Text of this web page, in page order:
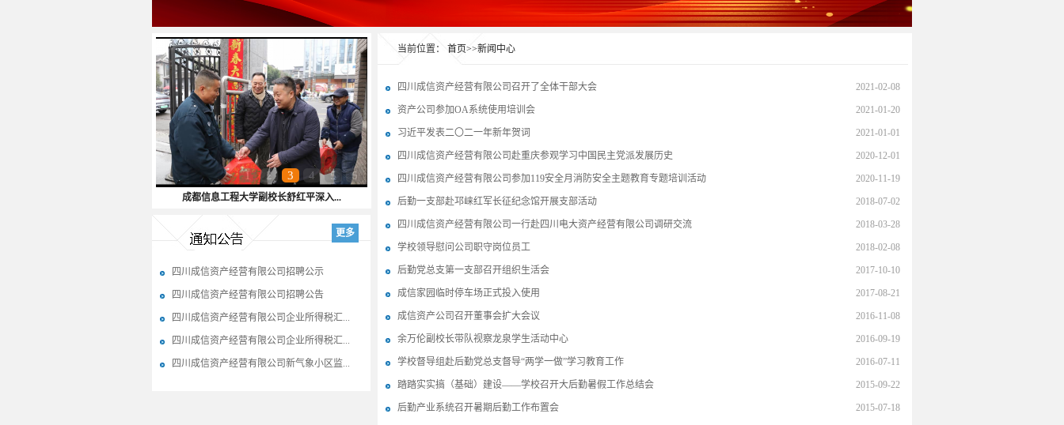
1 2 3 4 5 6
成都信息工程大学副校长舒红平深入...
更多
四川成信资产经营有限公司招聘公示
四川成信资产经营有限公司招聘公告
四川成信资产经营有限公司企业所得税汇...
四川成信资产经营有限公司企业所得税汇...
四川成信资产经营有限公司新气象小区监...
当前位置： 首页>>新闻中心
2021-02-08
四川成信资产经营有限公司召开了全体干部大会
2021-01-20
资产公司参加OA系统使用培训会
2021-01-01
习近平发表二〇二一年新年贺词
2020-12-01
四川成信资产经营有限公司赴重庆参观学习中国民主党派发展历史
2020-11-19
四川成信资产经营有限公司参加119安全月消防安全主题教育专题培训活动
2018-07-02
后勤一支部赴邛崃红军长征纪念馆开展支部活动
2018-03-28
四川成信资产经营有限公司一行赴四川电大资产经营有限公司调研交流
2018-02-08
学校领导慰问公司职守岗位员工
2017-10-10
后勤党总支第一支部召开组织生活会
2017-08-21
成信家园临时停车场正式投入使用
2016-11-08
成信资产公司召开董事会扩大会议
2016-09-19
余万伦副校长带队视察龙泉学生活动中心
2016-07-11
学校督导组赴后勤党总支督导“两学一做”学习教育工作
2015-09-22
踏踏实实搞（基础）建设——学校召开大后勤暑假工作总结会
2015-07-18
后勤产业系统召开暑期后勤工作布置会